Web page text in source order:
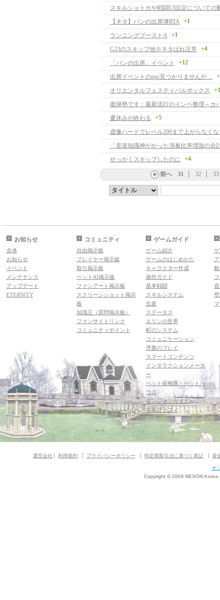
スキルショトカや戦闘UI設定についての
【ネタ】パンの出席簿RTA
+1
ランニングブーストA +1
G23のスキップ他※ネタばれ注意 +4
「パンの出席」イベント +12
出席イベントのnpc見つかりませんが…
オリエンタルフェスティバルボックス
復帰勢です：最新流行のインベ整理～カ
夏休みが終わる
+5
せっかくスキップしたのに +4
前へ 31 32 33
お知らせ
全体
お知らせ
イベント
メンテナンス
アップデート
ETERNITY
コミュニティ
自由掲示板
プレイヤー掲示板
取引掲示板
ペットAI掲示板
ファンアート掲示板
スクリーンショット掲示
板
知識王（質問掲示板）
ファンサイトリンク
コミュニティポイント
ゲームガイド
ゲーム紹介
ゲームのはじめかた
キャラクター作成
操作ガイド
基本戦闘
スキルシステム
生産
ステータス
エリンの世界
町のシステム
コミュニケーション
序盤のプレイ
スマートコンテンツ
インタラクションメーカ
ー
ペット探検隊・ペットハ
ウス
ダンジョンガイド
マギグラフィ
運営会社 利用規約 プライバシーポリシー 特定商取引法に基づく表記 資
オ
Copyright © 2009 NEXON Korea